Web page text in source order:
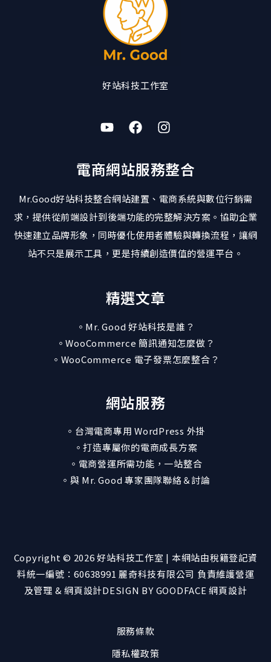
好站科技工作室
電商網站服務整合
Mr.Good好站科技整合網站建置、電商系統與數位行銷需
求，提供從前端設計到後端功能的完整解決方案。協助企業
快速建立品牌形象，同時優化使用者體驗與轉換流程，讓網
站不只是展示工具，更是持續創造價值的營運平台。
精選文章
。Mr. Good 好站科技是誰？
。WooCommerce 簡訊通知怎麼做？
。WooCommerce 電子發票怎麼整合？
網站服務
。台灣電商專用 WordPress 外掛
。打造專屬你的電商成長方案
。電商營運所需功能，一站整合
。與 Mr. Good 專家團隊聯絡＆討論
Copyright © 2026 好站科技工作室 | 本網站由稅籍登記資
料統一編號：60638991 麗奇科技有限公司 負責維護營運
及管理 & 網頁設計DESIGN BY GOODFACE 網頁設計
服務條款
隱私權政策